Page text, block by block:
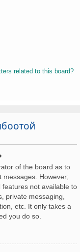
related to this board?
of the board as to
However;
not available to
private messaging,
etc. It only takes a
you do so.